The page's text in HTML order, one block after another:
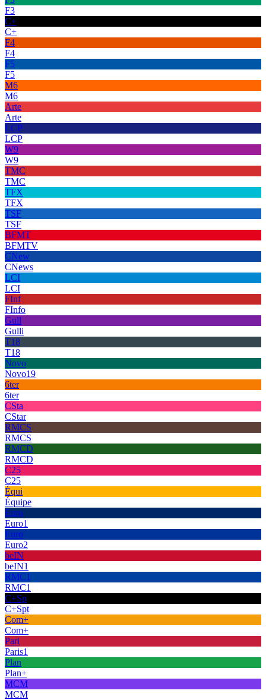
F3
C+
C+
F4
F4
F5
F5
M6
M6
Arte
Arte
LCP
LCP
W9
W9
TMC
TMC
TFX
TFX
TSF
TSF
BFMT
BFMTV
CNew
CNews
LCI
LCI
FInf
FInfo
Gull
Gulli
T18
T18
Novo
Novo19
6ter
6ter
CSta
CStar
RMCS
RMCS
RMCD
RMCD
C25
C25
Équi
Équipe
Euro
Euro1
Euro
Euro2
beIN
beIN1
RMC1
RMC1
C+Sp
C+Spt
Com+
Com+
Pari
Paris1
Plan
Plan+
MCM
MCM